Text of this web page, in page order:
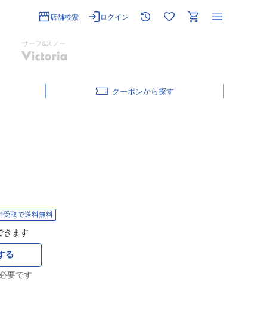
店舗検索 ログイン
サーフ&スノー
クーポン
受取で送料無料
きます
る
要です